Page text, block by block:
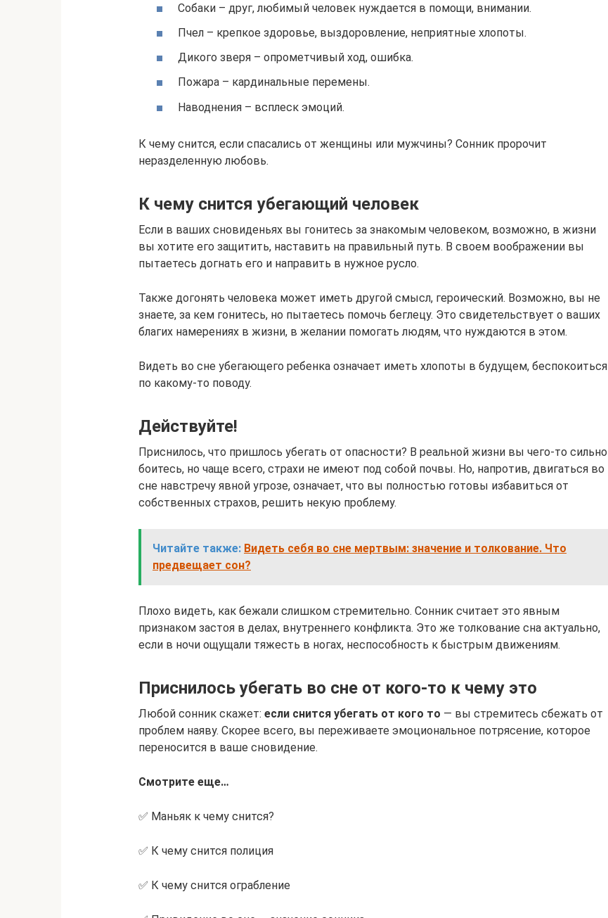
Собаки – друг, любимый человек нуждается в помощи, внимании.
Пчел – крепкое здоровье, выздоровление, неприятные хлопоты.
Дикого зверя – опрометчивый ход, ошибка.
Пожара – кардинальные перемены.
Наводнения – всплеск эмоций.
К чему снится, если спасались от женщины или мужчины? Сонник пророчит
неразделенную любовь.
К чему снится убегающий человек
Если в ваших сновиденьях вы гонитесь за знакомым человеком, возможно, в жизни
вы хотите его защитить, наставить на правильный путь. В своем воображении вы
пытаетесь догнать его и направить в нужное русло.
Также догонять человека может иметь другой смысл, героический. Возможно, вы не
знаете, за кем гонитесь, но пытаетесь помочь беглецу. Это свидетельствует о ваших
благих намерениях в жизни, в желании помогать людям, что нуждаются в этом.
Видеть во сне убегающего ребенка означает иметь хлопоты в будущем, беспокоиться
по какому-то поводу.
Действуйте!
Приснилось, что пришлось убегать от опасности? В реальной жизни вы чего-то сильно
боитесь, но чаще всего, страхи не имеют под собой почвы. Но, напротив, двигаться во
сне навстречу явной угрозе, означает, что вы полностью готовы избавиться от
собственных страхов, решить некую проблему.
Читайте также: Видеть себя во сне мертвым: значение и толкование. Что
предвещает сон?
Плохо видеть, как бежали слишком стремительно. Сонник считает это явным
признаком застоя в делах, внутреннего конфликта. Это же толкование сна актуально,
если в ночи ощущали тяжесть в ногах, неспособность к быстрым движениям.
Приснилось убегать во сне от кого-то к чему это
Любой сонник скажет: если снится убегать от кого то — вы стремитесь сбежать от
проблем наяву. Скорее всего, вы переживаете эмоциональное потрясение, которое
переносится в ваше сновидение.
Смотрите еще…
✅ Маньяк к чему снится?
✅ К чему снится полиция
✅ К чему снится ограбление